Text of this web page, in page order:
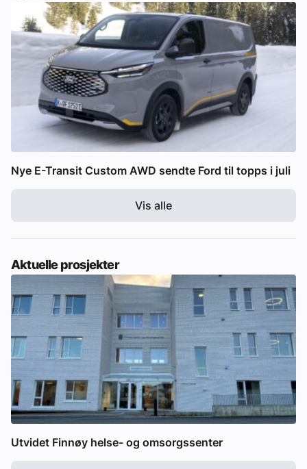
Nye E-Transit Custom AWD sendte Ford til topps i juli
Vis alle
Aktuelle prosjekter
Utvidet Finnøy helse- og omsorgssenter